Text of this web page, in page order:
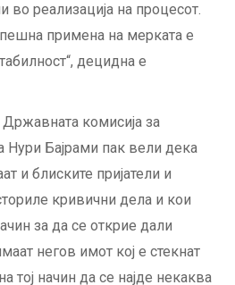
во реализација на процесот.
примена на мерката е
децидна е
комисија за
Нури Бајрами пак вели дека
и блиските пријатели и
кривични дела и кои
за да се открие дали
негов имот кој е стекнат
тој начин да се најде некаква